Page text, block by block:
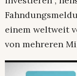
einem weltweit
von mehreren